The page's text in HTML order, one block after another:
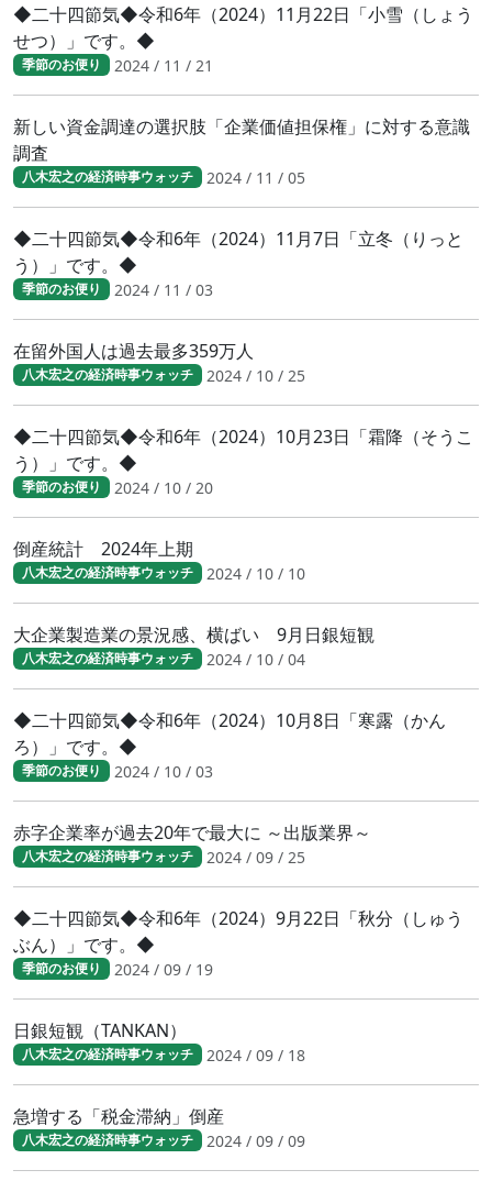
◆二十四節気◆令和6年（2024）11月22日「小雪（しょう
せつ）」です。◆
季節のお便り 2024 / 11 / 21
新しい資金調達の選択肢「企業価値担保権」に対する意識
調査
八木宏之の経済時事ウォッチ 2024 / 11 / 05
◆二十四節気◆令和6年（2024）11月7日「立冬（りっと
う）」です。◆
季節のお便り 2024 / 11 / 03
在留外国人は過去最多359万人
八木宏之の経済時事ウォッチ 2024 / 10 / 25
◆二十四節気◆令和6年（2024）10月23日「霜降（そうこ
う）」です。◆
季節のお便り 2024 / 10 / 20
倒産統計 2024年上期
八木宏之の経済時事ウォッチ 2024 / 10 / 10
大企業製造業の景況感、横ばい 9月日銀短観
八木宏之の経済時事ウォッチ 2024 / 10 / 04
◆二十四節気◆令和6年（2024）10月8日「寒露（かん
ろ）」です。◆
季節のお便り 2024 / 10 / 03
赤字企業率が過去20年で最大に ～出版業界～
八木宏之の経済時事ウォッチ 2024 / 09 / 25
◆二十四節気◆令和6年（2024）9月22日「秋分（しゅう
ぶん）」です。◆
季節のお便り 2024 / 09 / 19
日銀短観（TANKAN）
八木宏之の経済時事ウォッチ 2024 / 09 / 18
急増する「税金滞納」倒産
八木宏之の経済時事ウォッチ 2024 / 09 / 09